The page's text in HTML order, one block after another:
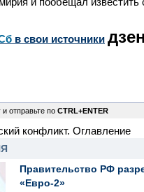
в свои источники дзен
отправьте по CTRL+ENTER
конфликт. Оглавление
Правительство РФ
«Евро-2»